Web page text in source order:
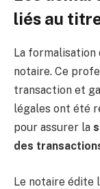
liés au
La
notaire. Ce
transaction et
légales ont été
pour assurer la
des
Le notaire